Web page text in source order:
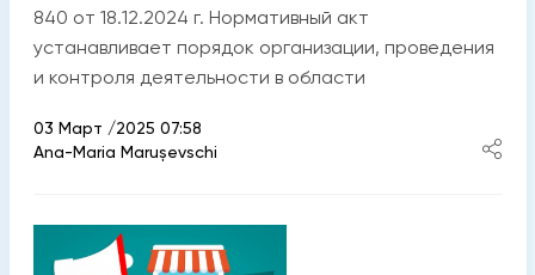
840 от 18.12.2024 г. Нормативный акт
устанавливает порядок организации, проведения
и контроля деятельности в области
03 Март /2025 07:58
Ana-Maria Marușevschi